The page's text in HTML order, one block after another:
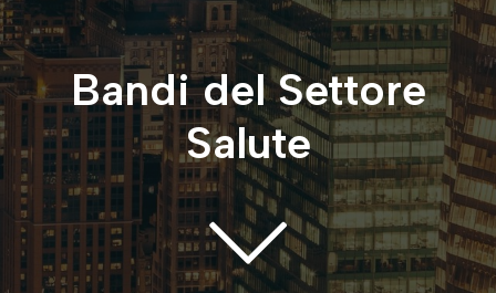
Bandi del Settore
Salute